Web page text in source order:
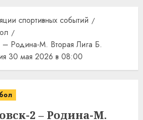
спортивных событий
Родина-М. Вторая Лига Б.
30 мая 2026 в 08:00
2 – Родина-М.